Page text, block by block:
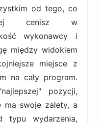
od tego, co
cenisz w
wykonawcy i
między widokiem
miejsce z
na cały program.
pozycji,
ma swoje zalety, a
typu wydarzenia,